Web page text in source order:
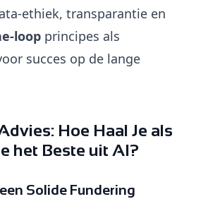
ethiek, transparantie en
loop principes als
succes op de lange
Hoe Haal Je als
het Beste uit AI?
Solide Fundering